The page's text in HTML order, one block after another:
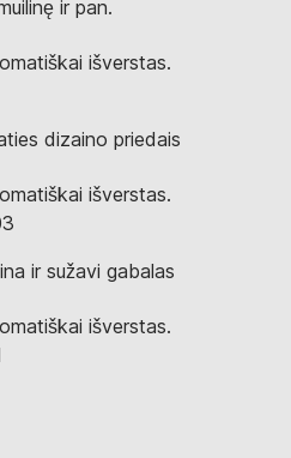
ir pan.
išverstas.
dizaino priedais
išverstas.
ir sužavi gabalas
išverstas.